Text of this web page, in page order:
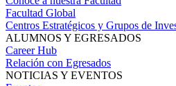
Facultad Global
Centros Estratégicos y Grupos de
ALUMNOS Y EGRESADOS
Career Hub
Relación con Egresados
NOTICIAS Y EVENTOS